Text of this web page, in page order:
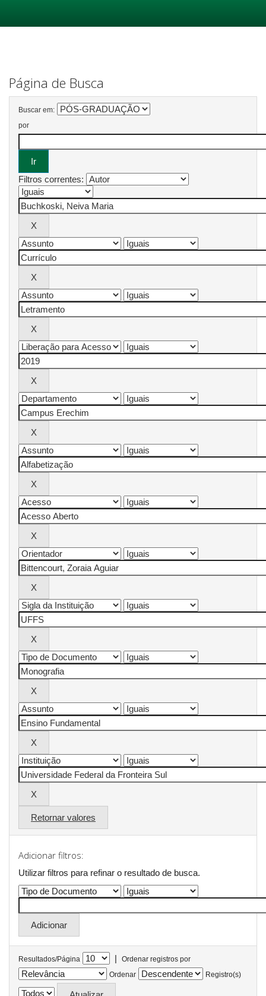
Página de Busca
Buscar em:
por
Filtros correntes:
Retornar valores
Adicionar filtros:
Utilizar filtros para refinar o resultado de busca.
Resultados/Página |
Ordenar registros por
Ordenar
Registro(s)